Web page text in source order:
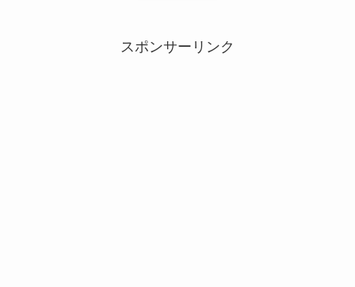
スポンサーリンク